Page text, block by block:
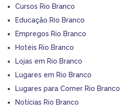
Cursos Rio Branco
Educação Rio Branco
Empregos Rio Branco
Hotéis Rio Branco
Lojas em Rio Branco
Lugares em Rio Branco
Lugares para Comer Rio Branco
Notícias Rio Branco